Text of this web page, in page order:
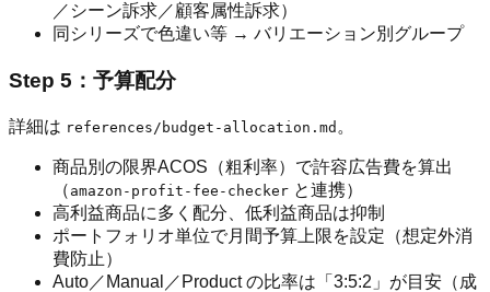
／シーン訴求／顧客属性訴求）
同シリーズで色違い等 → バリエーション別グループ
Step 5：予算配分
詳細は references/budget-allocation.md 。
商品別の限界ACOS（粗利率）で許容広告費を算出
（ amazon-profit-fee-checker と連携）
高利益商品に多く配分、低利益商品は抑制
ポートフォリオ単位で月間予算上限を設定（想定外消
費防止）
Auto／Manual／Product の比率は「3:5:2」が目安（成